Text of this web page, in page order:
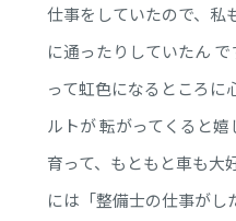
仕事をしていたので、私
に通ったりしていたん
って虹色になるところに
ルトが 転がってくると
育って、もともと車も大
には「整備士の仕事がし